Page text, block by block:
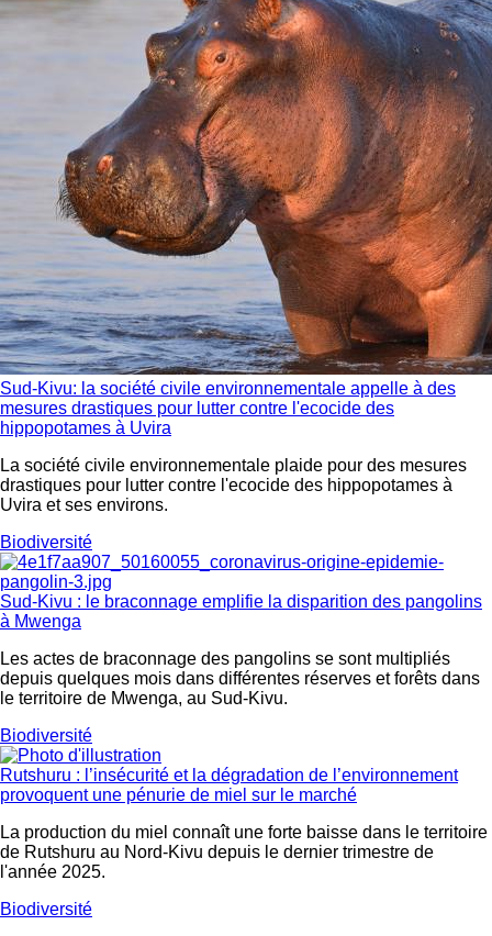
Sud-Kivu: la société civile environnementale appelle à des
mesures drastiques pour lutter contre l'ecocide des
hippopotames à Uvira
La société civile environnementale plaide pour des mesures
drastiques pour lutter contre l'ecocide des hippopotames à
Uvira et ses environs.
Biodiversité
Sud-Kivu : le braconnage emplifie la disparition des pangolins
à Mwenga
Les actes de braconnage des pangolins se sont multipliés
depuis quelques mois dans différentes réserves et forêts dans
le territoire de Mwenga, au Sud-Kivu.
Biodiversité
Rutshuru : l’insécurité et la dégradation de l’environnement
provoquent une pénurie de miel sur le marché
La production du miel connaît une forte baisse dans le territoire
de Rutshuru au Nord-Kivu depuis le dernier trimestre de
l'année 2025.
Biodiversité